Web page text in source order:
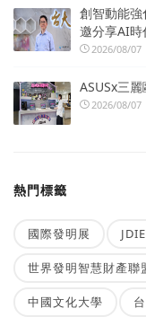
創智動能
邀分享AI時
2026/08/07
ASUSx三
2026/08/07
熱門標籤
國際發明展
世界發明智慧財產聯
中國文化大學